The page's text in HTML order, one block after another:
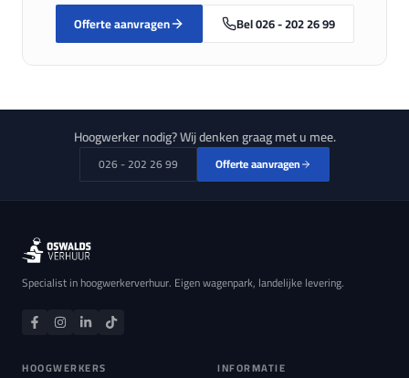
Offerte aanvragen
Bel026 - 202 26 99
Hoogwerker nodig? Wij denken graag met u mee.
026 - 202 26 99 Offerte aanvragen
Specialist in hoogwerkerverhuur. Eigen wagenpark, landelijke levering.
HOOGWERKERS INFORMATIE